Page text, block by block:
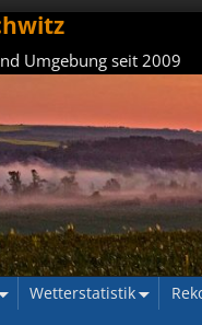
Umgebung seit 2009
Wetterstatistik